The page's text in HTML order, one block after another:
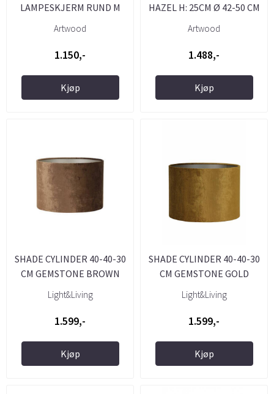
LAMPESKJERM RUND M
Artwood
1.150,-
Kjøp
HAZEL H: 25CM Ø 42-50 CM
Artwood
1.488,-
Kjøp
SHADE CYLINDER 40-40-30
CM GEMSTONE BROWN
Light&Living
1.599,-
Kjøp
SHADE CYLINDER 40-40-30
CM GEMSTONE GOLD
Light&Living
1.599,-
Kjøp